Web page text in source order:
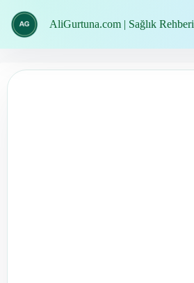
geç
AliGurtuna.com | Sağlık Rehberi